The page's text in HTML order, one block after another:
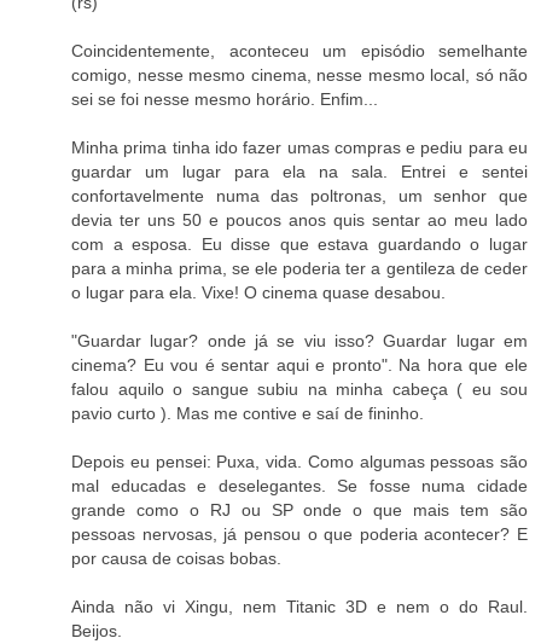
Coincidentemente, aconteceu um episódio semelhante
comigo, nesse mesmo cinema, nesse mesmo local, só não
sei se foi nesse mesmo horário. Enfim...
Minha prima tinha ido fazer umas compras e pediu para eu
guardar um lugar para ela na sala. Entrei e sentei
confortavelmente numa das poltronas, um senhor que
devia ter uns 50 e poucos anos quis sentar ao meu lado
com a esposa. Eu disse que estava guardando o lugar
para a minha prima, se ele poderia ter a gentileza de ceder
o lugar para ela. Vixe! O cinema quase desabou.
"Guardar lugar? onde já se viu isso? Guardar lugar em
cinema? Eu vou é sentar aqui e pronto". Na hora que ele
falou aquilo o sangue subiu na minha cabeça ( eu sou
pavio curto ). Mas me contive e saí de fininho.
Depois eu pensei: Puxa, vida. Como algumas pessoas são
mal educadas e deselegantes. Se fosse numa cidade
grande como o RJ ou SP onde o que mais tem são
pessoas nervosas, já pensou o que poderia acontecer? E
por causa de coisas bobas.
Ainda não vi Xingu, nem Titanic 3D e nem o do Raul.
Beijos.